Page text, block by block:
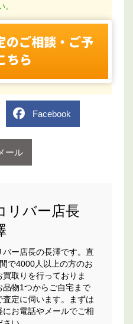
のご相談・ご予
ちら
Facebook
ール
リバー店長
バー店長の長澤です。直
で4000人以上の方のお
買取りを行っておりま
品物1つからご自宅まで
査定に伺います。まずは
にお電話やメールでご相